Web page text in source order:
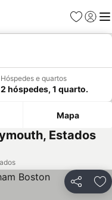
Favoritos
Iniciar
Hóspedes e quartos
2 hóspedes, 1 quarto.
Mapa
Estados
Partilhar